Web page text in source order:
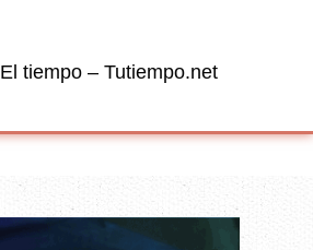
El tiempo – Tutiempo.net